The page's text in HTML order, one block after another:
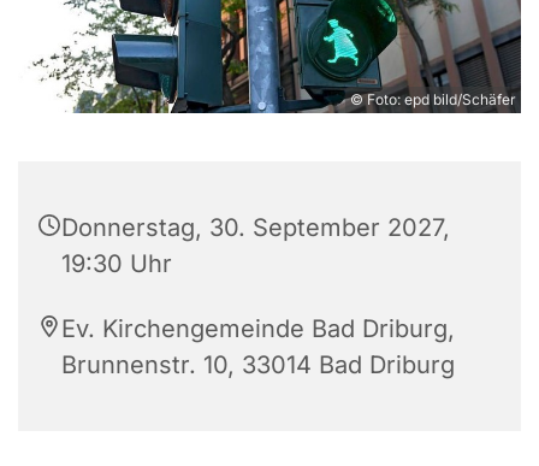
© Foto: epd bild/Schäfer
Donnerstag, 30. September 2027,
19:30 Uhr
Ev. Kirchengemeinde Bad Driburg,
Brunnenstr. 10, 33014 Bad Driburg